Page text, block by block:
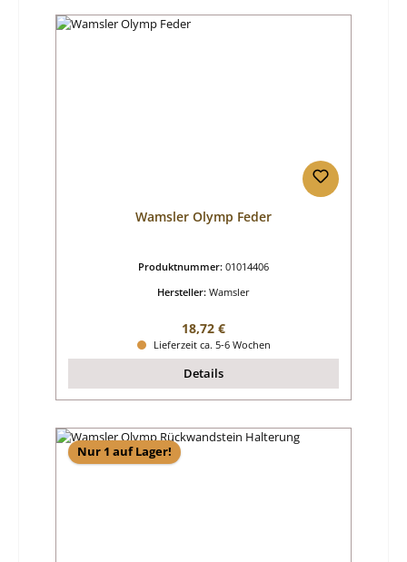
Wamsler Olymp Feder
Produktnummer: 01014406
Hersteller: Wamsler
Regulärer Preis:
18,72 €
Lieferzeit ca. 5-6 Wochen
Details
Nur 1 auf Lager!